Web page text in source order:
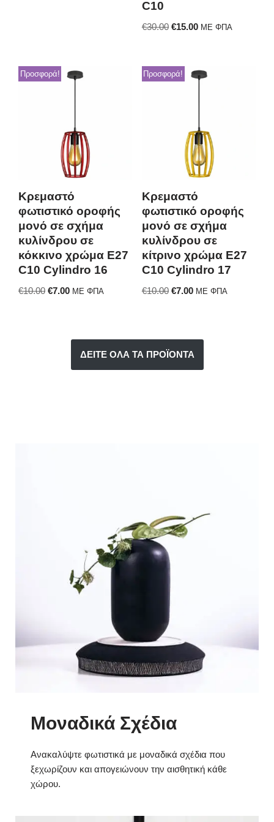
C10
€30.00 €15.00 ΜΕ ΦΠΑ
Προσφορά!
Κρεμαστό
φωτιστικό οροφής
μονό σε σχήμα
κυλίνδρου σε
κόκκινο χρώμα E27
C10 Cylindro 16
€10.00 €7.00 ΜΕ ΦΠΑ
Προσφορά!
Κρεμαστό
φωτιστικό οροφής
μονό σε σχήμα
κυλίνδρου σε
κίτρινο χρώμα E27
C10 Cylindro 17
€10.00 €7.00 ΜΕ ΦΠΑ
ΔΕΙΤΕ ΟΛΑ ΤΑ ΠΡΟΪΟΝΤΑ
Μοναδικά Σχέδια
Ανακαλύψτε φωτιστικά με μοναδικά σχέδια που
ξεχωρίζουν και απογειώνουν την αισθητική κάθε
χώρου.